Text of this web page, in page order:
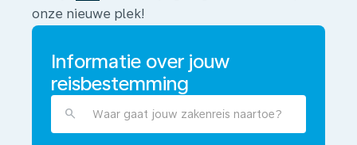
onze nieuwe plek!
Informatie over jouw
reisbestemming
Waar gaat jouw zakenreis naartoe?